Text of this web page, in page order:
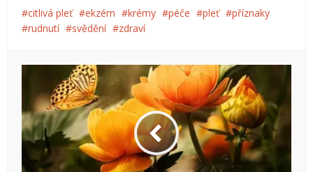
citlivá pleť ekzém krémy péče pleť
příznaky
rudnutí
svědění zdraví